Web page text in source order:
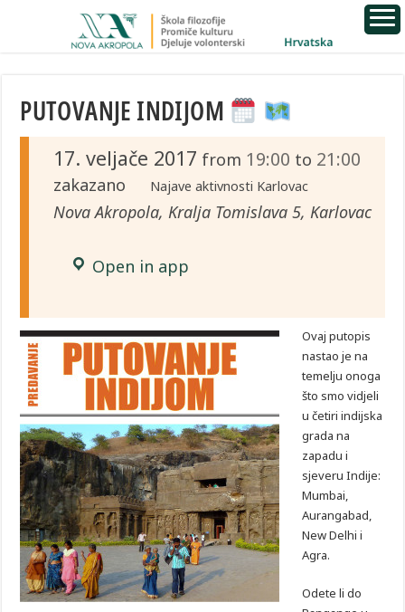
PUTOVANJE INDIJOM
17. veljače 2017 from 19:00 to 21:00
zakazano Najave aktivnosti Karlovac
Nova Akropola, Kralja Tomislava 5, Karlovac
Open in app
Ovaj putopis
nastao je na
temelju onoga
što smo vidjeli
u četiri indijska
grada na
zapadu i
sjeveru Indije:
Mumbai,
Aurangabad,
New Delhi i
Agra.
Odete li do